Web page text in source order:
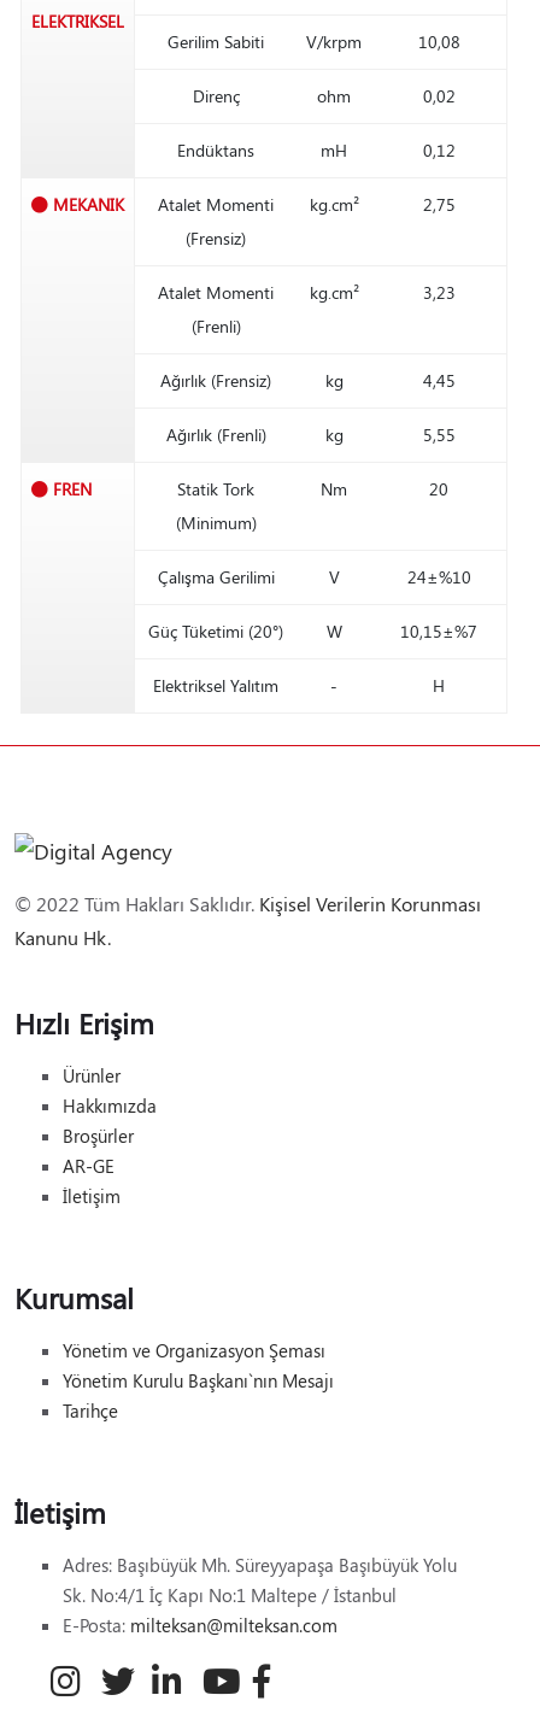
ELEKTRIKSEL
Gerilim Sabiti V/krpm 10,08
Direnç ohm 0,02
Endüktans mH 0,12
MEKANIK
Atalet Momenti
(Frensiz)
kg.cm² 2,75
Atalet Momenti
(Frenli)
kg.cm² 3,23
Ağırlık (Frensiz) kg 4,45
Ağırlık (Frenli) kg 5,55
FREN
Statik Tork
(Minimum)
Nm 20
Çalışma Gerilimi V 24±%10
Güç Tüketimi (20°) W 10,15±%7
Elektriksel Yalıtım - H
© 2022 Tüm Hakları Saklıdır. Kişisel Verilerin Korunması
Kanunu Hk.
Hızlı Erişim
Ürünler
Hakkımızda
Broşürler
AR-GE
İletişim
Kurumsal
Yönetim ve Organizasyon Şeması
Yönetim Kurulu Başkanı`nın Mesajı
Tarihçe
İletişim
Adres: Başıbüyük Mh. Süreyyapaşa Başıbüyük Yolu
Sk. No:4/1 İç Kapı No:1 Maltepe / İstanbul
E-Posta: milteksan@milteksan.com